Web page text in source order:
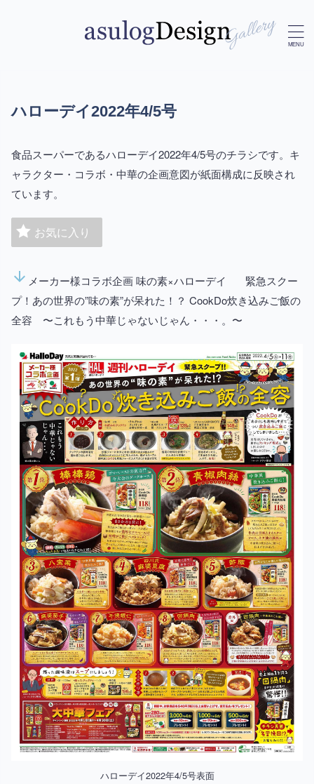
ハローデイ2022年4/5号
食品スーパーであるハローデイ2022年4/5号のチラシです。キ
ャラクター・コラボ・中華の企画意図が紙面構成に反映され
ています。
お気に入り
arrow_downward メーカー様コラボ企画 味の素×ハローデイ 緊急スクー
プ！あの世界の”味の素”が呆れた！？ CookDo炊き込みご飯の
全容 〜これもう中華じゃないじゃん・・・。〜
ハローデイ2022年4/5号表面